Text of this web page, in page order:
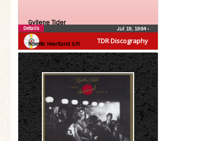
TDR Discography
Gyllene Tider
Roxette
Roxette: Heartland (LP)
Jul 19, 1984•
Details